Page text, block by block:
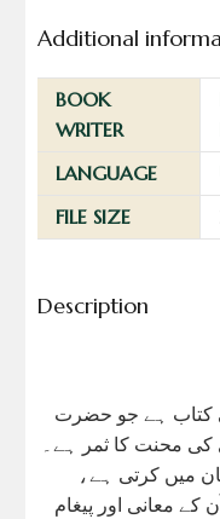
Additional
BOOK
WRITER
LANGUAGE
FILE SIZE
Description
کتاب ہے جو حضرت
کی محنت کا ثمر ہے۔
میں کرتی ہے،
معانی اور پیغام